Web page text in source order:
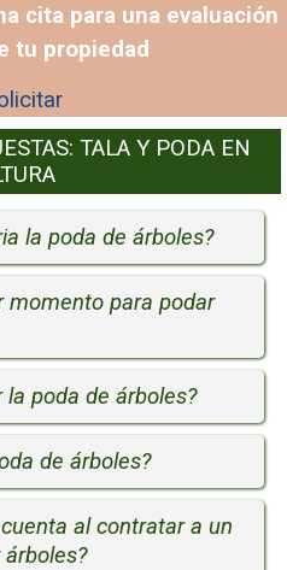
cita para una evaluación
tu propiedad
TALA Y PODA EN
la poda de árboles?
momento para podar
la poda de árboles?
de árboles?
al contratar a un